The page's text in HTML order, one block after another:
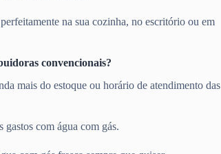
na sua cozinha, no escritório ou em
convencionais?
mais do estoque ou horário de atendimento das
gastos com água com gás.